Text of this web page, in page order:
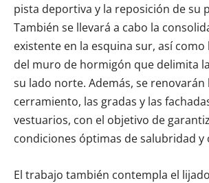
pista deportiva y la reposición de su
También se llevará a cabo la
existente en la esquina sur, así
del muro de hormigón que delimita
su lado norte. Además, se
cerramiento, las gradas y las
vestuarios, con el objetivo de
condiciones óptimas de salubridad y
El trabajo también contempla el